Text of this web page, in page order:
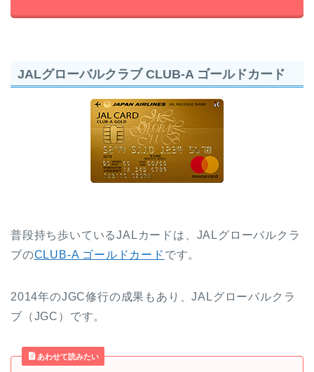
JALグローバルクラブ CLUB-A ゴールドカード
普段持ち歩いているJALカードは、JALグローバルクラ
ブのCLUB-A ゴールドカード です。
2014年のJGC修行の成果もあり、JALグローバルクラ
ブ（JGC）です。
あわせて読みたい